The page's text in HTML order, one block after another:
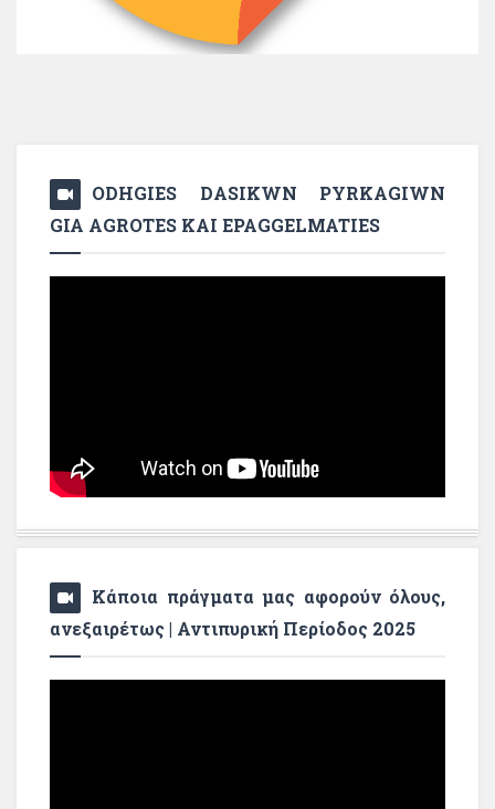
ODHGIES DASIKWN PYRKAGIWN
GIA AGROTES KAI EPAGGELMATIES
Κάποια πράγματα μας αφορούν όλους,
ανεξαιρέτως | Αντιπυρική Περίοδος 2025